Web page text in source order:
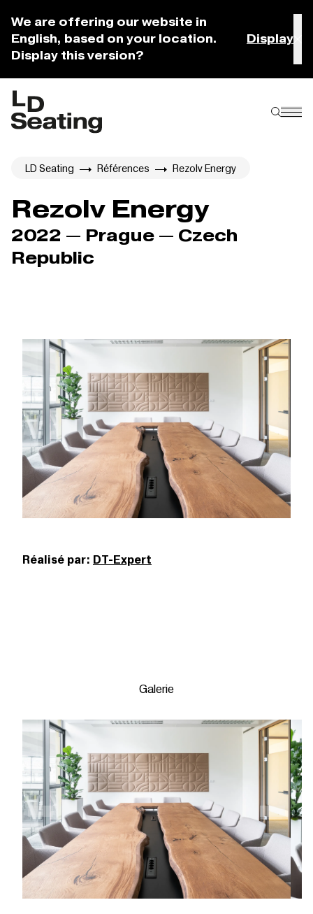
We are offering our website in
English, based on your location.
Display this version?
Display
LD Seating Références Rezolv Energy
Rezolv Energy
2022 — Prague — Czech
Republic
Réalisé par: DT-Expert
Galerie